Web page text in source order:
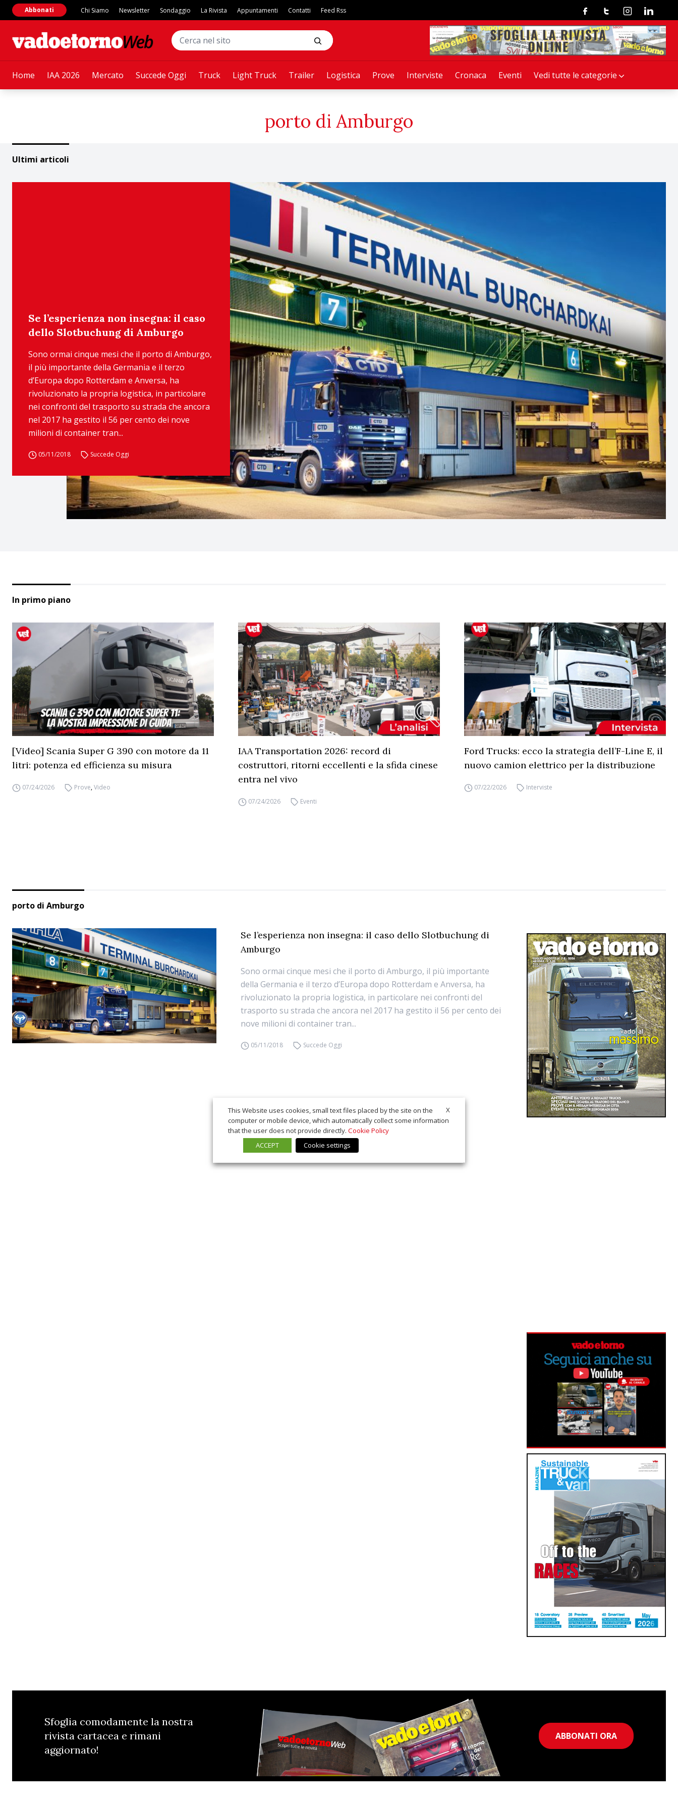
Home IAA 2026 Mercato Succede Oggi Truck Light Truck Trailer Logistica Prove Interviste Cronaca Eventi Vedi tutte le categorie
Abbonati Chi Siamo Newsletter Sondaggio La Rivista Appuntamenti Contatti Feed Rss FacebookTwitterInstagramLinkedin
porto di Amburgo
Ultimi articoli
Se l’esperienza non insegna: il caso
dello Slotbuchung di Amburgo
Sono ormai cinque mesi che il porto di Amburgo,
il più importante della Germania e il terzo
d’Europa dopo Rotterdam e Anversa, ha
rivoluzionato la propria logistica, in particolare
nei confronti del trasporto su strada che ancora
nel 2017 ha gestito il 56 per cento dei nove
milioni di container tran...
05/11/2018 Succede Oggi
In primo piano
[Video] Scania Super G 390 con motore da 11
litri: potenza ed efficienza su misura
07/24/2026 Prove,Video
IAA Transportation 2026: record di
costruttori, ritorni eccellenti e la sfida cinese
entra nel vivo
07/24/2026 Eventi
Ford Trucks: ecco la strategia dell’F-Line E, il
nuovo camion elettrico per la distribuzione
07/22/2026 Interviste
porto di Amburgo
Se l’esperienza non insegna: il caso dello Slotbuchung di
Amburgo
Sono ormai cinque mesi che il porto di Amburgo, il più importante
della Germania e il terzo d’Europa dopo Rotterdam e Anversa, ha
rivoluzionato la propria logistica, in particolare nei confronti del
trasporto su strada che ancora nel 2017 ha gestito il 56 per cento dei
nove milioni di container tran...
05/11/2018 Succede Oggi
Sfoglia comodamente la nostra
rivista cartacea e rimani
aggiornato!
ABBONATI ORA
X
This Website uses cookies, small text files placed by the site on the
computer or mobile device, which automatically collect some information
that the user does not provide directly. Cookie Policy
ACCEPT
Cookie settings